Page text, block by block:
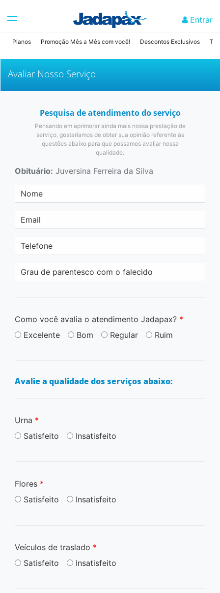
Entrar
Planos Promoção Mês a Mês com você! Descontos Exclusivos
Avaliar Nosso Serviço
Pesquisa de atendimento do serviço
Pensando em aprimorar ainda mais nossa prestação de
serviço, gostaríamos de obter sua opinião referente às
questões abaixo para que possamos avaliar nossa
qualidade.
Obituário: Juversina Ferreira da Silva
Nome
Email
Telefone
Grau de parentesco com o falecido
Como você avalia o atendimento Jadapax? *
Excelente
Bom Regular Ruim
Avalie a qualidade dos serviços abaixo:
Urna *
Satisfeito
Insatisfeito
Flores *
Satisfeito
Insatisfeito
Veículos de traslado *
Satisfeito
Insatisfeito